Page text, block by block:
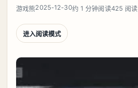
游戏熊2025-12-30约 1 分钟阅读425 阅读
进入阅读模式